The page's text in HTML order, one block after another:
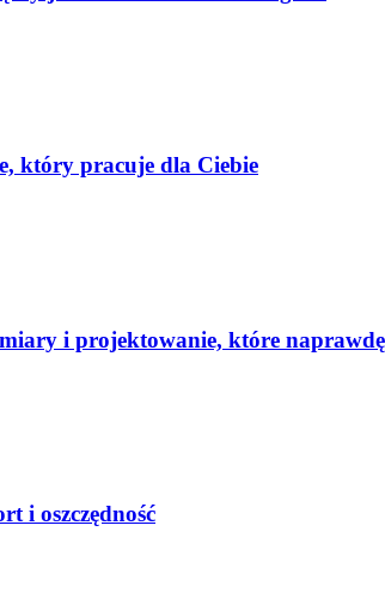
który pracuje dla Ciebie
i projektowanie, które naprawdę
i oszczędność